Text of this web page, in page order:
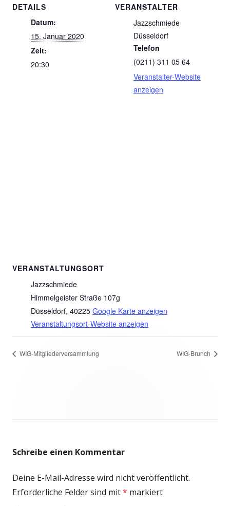
DETAILS
Datum:
15. Januar 2020
Zeit:
20:30
VERANSTALTER
Jazzschmiede
Düsseldorf
Telefon
(0211) 311 05 64
Veranstalter-Website
anzeigen
VERANSTALTUNGSORT
Jazzschmiede
Himmelgeister Straße 107g
Düsseldorf, 40225 Google Karte anzeigen
Veranstaltungsort-Website anzeigen
WIG-Mitgliederversammlung WIG-Brunch
Schreibe einen Kommentar
Deine E-Mail-Adresse wird nicht veröffentlicht.
Erforderliche Felder sind mit* markiert